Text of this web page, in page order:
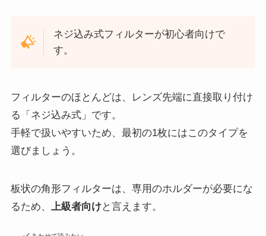
ネジ込み式フィルターが初心者向けで
す。
フィルターのほとんどは、レンズ先端に直接取り付け
る「ネジ込み式」です。
手軽で扱いやすいため、最初の1枚にはこのタイプを
選びましょう。
板状の角形フィルターは、専用のホルダーが必要にな
るため、 上級者向けと言えます。